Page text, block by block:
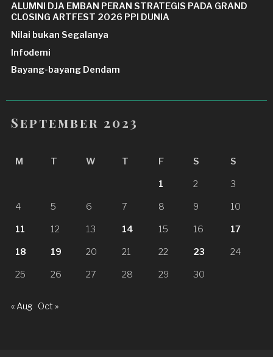
ALUMNI DJA EMBAN PERAN STRATEGIS PADA GRAND
CLOSING ARTFEST 2026 PPI DUNIA
Nilai bukan Segalanya
Infodemi
Bayang-bayang Dendam
September 2023
M T W T F S S
1 2 3
4 5 6 7 8 9 10
11 12 13 14 15 16 17
18 19 20 21 22 23 24
25 26 27 28 29 30
« Aug Oct »